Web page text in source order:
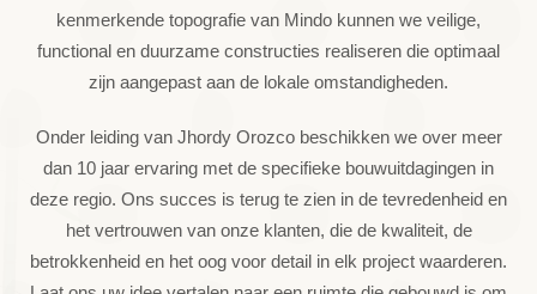
kenmerkende topografie van Mindo kunnen we veilige,
functional en duurzame constructies realiseren die optimaal
zijn aangepast aan de lokale omstandigheden.
Onder leiding van Jhordy Orozco beschikken we over meer
dan 10 jaar ervaring met de specifieke bouwuitdagingen in
deze regio. Ons succes is terug te zien in de tevredenheid en
het vertrouwen van onze klanten, die de kwaliteit, de
betrokkenheid en het oog voor detail in elk project waarderen.